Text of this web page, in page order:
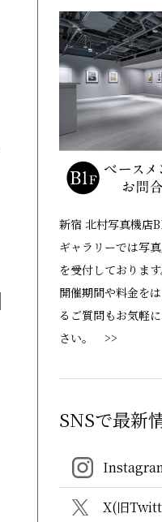
新宿 北村写真機店
ギャラリーでは写
を受付しております
開催期間や料金を
るご質問もお気軽
さい。 >>
SNSで最新
X(旧